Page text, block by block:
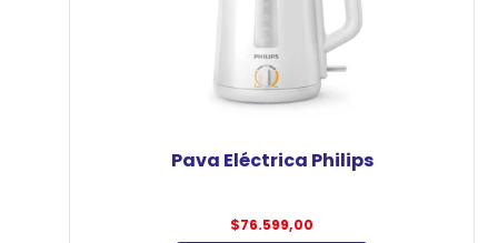
Pava Eléctrica Philips
$76.599,00